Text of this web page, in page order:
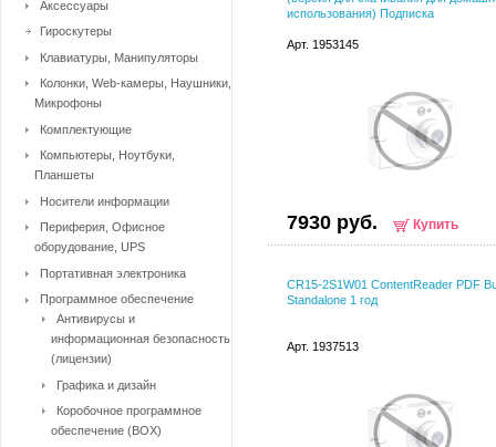
использования) Подписка
Арт. 1953145
7930 руб. Купить
CR15-2S1W01 ContentReader PDF
Standalone 1 год
Арт. 1937513
Аксессуары
Гироскутеры
Клавиатуры, Манипуляторы
Колонки, Web-камеры, Наушники,
Микрофоны
Комплектующие
Компьютеры, Ноутбуки,
Планшеты
Носители информации
Периферия, Офисное
оборудование, UPS
Портативная электроника
Программное обеспечение
Антивирусы и
информационная безопасность
(лицензии)
Графика и дизайн
Коробочное программное
обеспечение (BOX)